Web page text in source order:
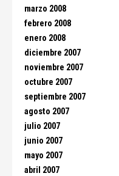
marzo 2008
febrero 2008
enero 2008
diciembre 2007
noviembre 2007
octubre 2007
septiembre 2007
agosto 2007
julio 2007
junio 2007
mayo 2007
abril 2007